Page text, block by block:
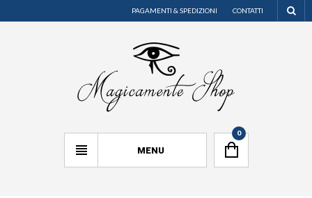
PAGAMENTI & SPEDIZIONI CONTATTI
MENU
0